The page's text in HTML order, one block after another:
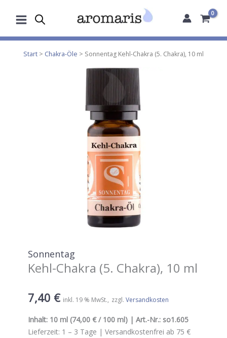
Inhalt
Start > Chakra-Öle > Sonnentag Kehl-Chakra (5. Chakra), 10 ml
Sonnentag
Kehl-Chakra (5. Chakra), 10 ml
7,40 € inkl. 19 % MwSt. zzgl. Versandkosten
Inhalt: 10 ml (74,00 € / 100 ml) | Art.-Nr.: so1.605
Lieferzeit: 1 – 3 Tage | Versandkostenfrei ab 75 €